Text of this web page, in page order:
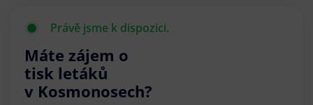
Právě jsme k dispozici.
Máte zájem o
tisk letáků
v Kosmonosech?